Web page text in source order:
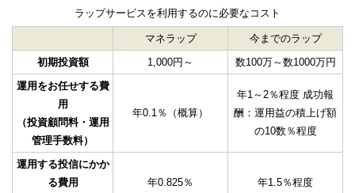
ラップサービスを利用するのに必要なコスト
マネラップ
今までのラップ
初期投資額
1,000円～
数100万～数1000万円
運用をお任せする費
用
（投資顧問料・運用
管理手数料）
年0.1％（概算）
年1～2％程度 成功報
酬：運用益の積上げ額
の10数％程度
運用する投信にかか
る費用
年0.825％ 年1.5％程度